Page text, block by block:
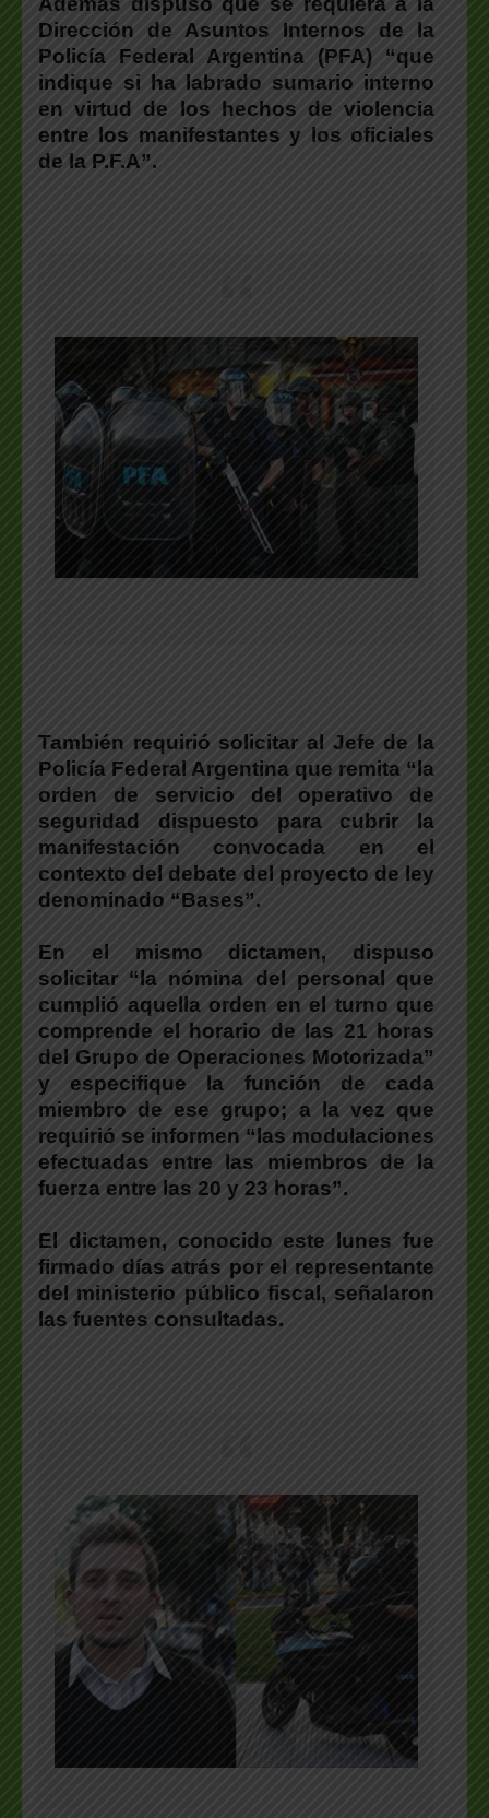
Dirección de Asuntos Internos de la
Policía Federal Argentina (PFA) “que
indique si ha labrado sumario interno
en virtud de los hechos de violencia
entre los manifestantes y los oficiales
de la P.F.A”.
También requirió solicitar al Jefe de la
Policía Federal Argentina que remita “la
orden de servicio del operativo de
seguridad dispuesto para cubrir la
manifestación convocada en el
contexto del debate del proyecto de ley
denominado “Bases”.
En el mismo dictamen, dispuso
solicitar “la nómina del personal que
cumplió aquella orden en el turno que
comprende el horario de las 21 horas
del Grupo de Operaciones Motorizada”
y especifique la función de cada
miembro de ese grupo; a la vez que
requirió se informen “las modulaciones
efectuadas entre las miembros de la
fuerza entre las 20 y 23 horas”.
El dictamen, conocido este lunes fue
firmado días atrás por el representante
del ministerio público fiscal, señalaron
las fuentes consultadas.